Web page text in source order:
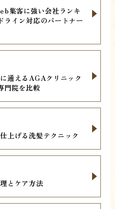
集客に強い会社ランキ
ライン対応のパートナー
通えるAGAクリニック
門院を比較
上げる洗髪テクニック
とケア方法